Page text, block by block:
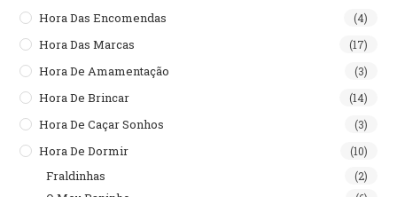
Hora Das Encomendas (4)
Hora Das Marcas (17)
Hora De Amamentação (3)
Hora De Brincar (14)
Hora De Caçar Sonhos (3)
Hora De Dormir (10)
Fraldinhas (2)